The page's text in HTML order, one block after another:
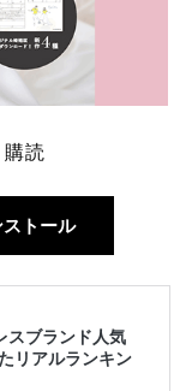
読
ストール
スブランド人気
リアルランキン